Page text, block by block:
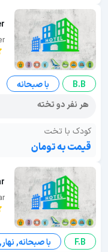
B.B
با صبحانه
هر نفر دو تخته
کودک با تخت
قیمت به تومان
F.B
با صبحانه,